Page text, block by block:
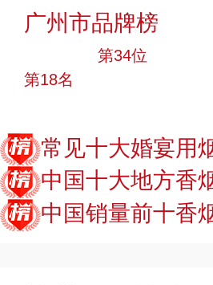
广州市品牌榜
第34位
第18名
常见十大婚宴用
中国十大地方香
中国销量前十香